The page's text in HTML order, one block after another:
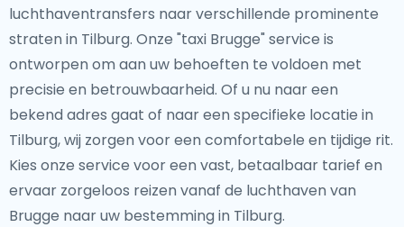
luchthaventransfers naar verschillende prominente
straten in Tilburg. Onze "taxi Brugge" service is
ontworpen om aan uw behoeften te voldoen met
precisie en betrouwbaarheid. Of u nu naar een
bekend adres gaat of naar een specifieke locatie in
Tilburg, wij zorgen voor een comfortabele en tijdige rit.
Kies onze service voor een vast, betaalbaar tarief en
ervaar zorgeloos reizen vanaf de luchthaven van
Brugge naar uw bestemming in Tilburg.